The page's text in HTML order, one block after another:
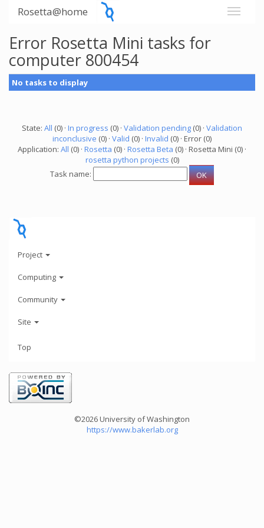
Rosetta@home
Error Rosetta Mini tasks for
computer 800454
No tasks to display
State: All (0) · In progress (0) · Validation pending (0) · Validation
inconclusive (0) · Valid (0) · Invalid (0) · Error (0)
Application: All (0) · Rosetta (0) · Rosetta Beta (0) · Rosetta Mini (0) ·
rosetta python projects (0)
Task name:
Project
Computing
Community
Site
Top
©2026 University of Washington
https://www.bakerlab.org